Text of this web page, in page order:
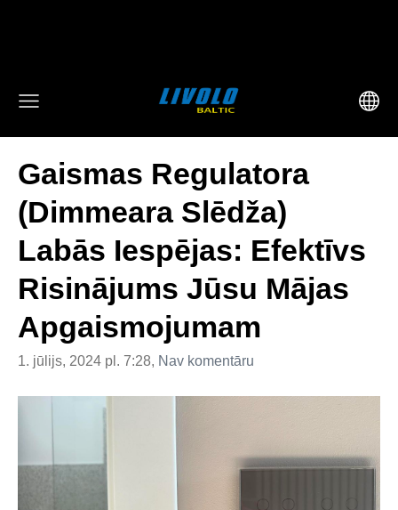
Gaismas Regulatora
(Dimmeara Slēdža)
Labās Iespējas: Efektīvs
Risinājums Jūsu Mājas
Apgaismojumam
1. jūlijs, 2024 pl. 7:28, Nav komentāru